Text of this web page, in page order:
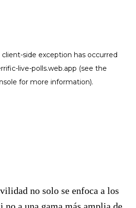
no solo se enfoca a los
no a una gama más amplia de